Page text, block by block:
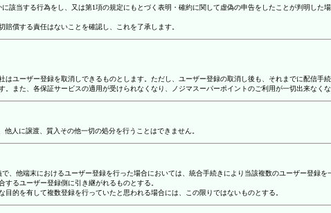
当する行為をし、又は第1項の規定にもとづく表明・確約に関して虚偽の申告をしたことが判明し
償する責任はないことを確認し、これを了承します。
ユーザー登録を取消しできるものとします。ただし、ユーザー登録の取消し後も、それまでに配信手
また、各保証サービスの適用が受けられなくなり、ノジマスーパーポイントのご利用が一切出来なく
人に譲渡、質入その他一切の処分を行うことはできません。
他端末におけるユーザー登録を行った場合においては、統合手続きにより当該複数のユーザー登録を
るユーザー登録側に引き継がれるものとする。
的を有して複数登録を行っていたと思われる場合には、この限りではないものとする。